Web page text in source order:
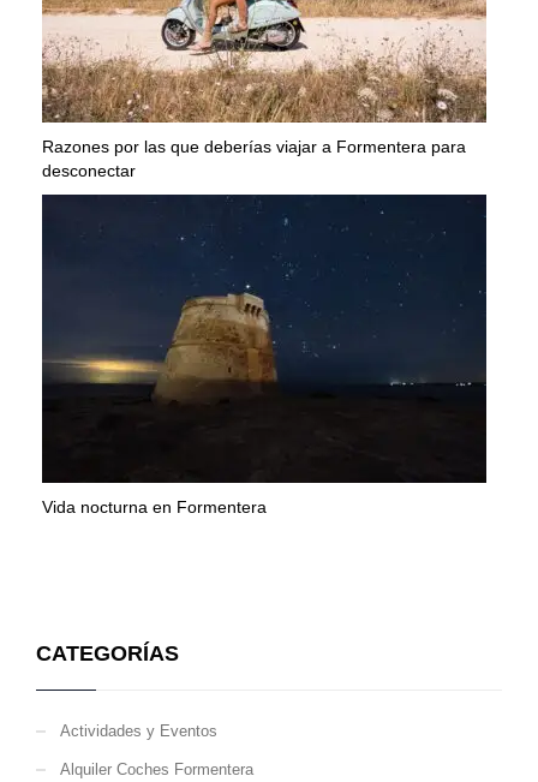
Razones por las que deberías viajar a Formentera para
desconectar
Vida nocturna en Formentera
CATEGORÍAS
Actividades y Eventos
Alquiler Coches Formentera